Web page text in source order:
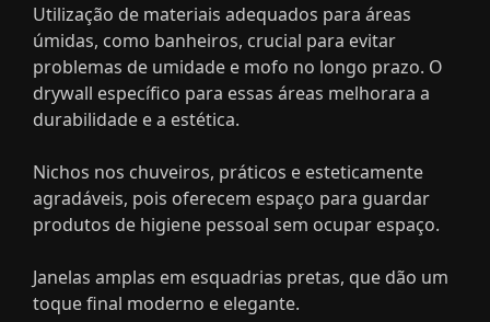
Utilização de materiais adequados para áreas
úmidas, como banheiros, crucial para evitar
problemas de umidade e mofo no longo prazo. O
drywall específico para essas áreas melhorara a
durabilidade e a estética.
Nichos nos chuveiros, práticos e esteticamente
agradáveis, pois oferecem espaço para guardar
produtos de higiene pessoal sem ocupar espaço.
Janelas amplas em esquadrias pretas, que dão um
toque final moderno e elegante.